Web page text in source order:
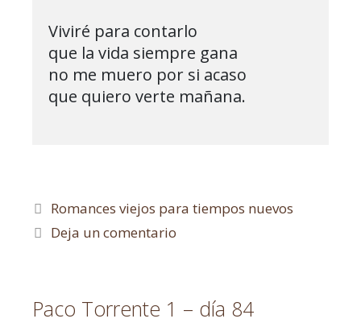
Viviré para contarlo
que la vida siempre gana
no me muero por si acaso
que quiero verte mañana.
Romances viejos para tiempos nuevos
Deja un comentario
Paco Torrente 1 – día 84